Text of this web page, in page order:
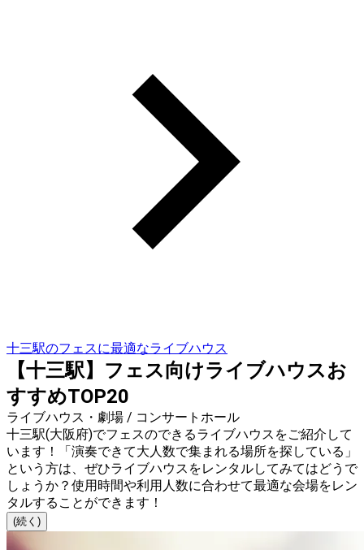
十三駅のフェスに最適なライブハウス
【十三駅】フェス向けライブハウスお
すすめTOP20
ライブハウス・劇場 / コンサートホール
十三駅(大阪府)でフェスのできるライブハウスをご紹介して
います！「演奏できて大人数で集まれる場所を探している」
という方は、ぜひライブハウスをレンタルしてみてはどうで
しょうか？使用時間や利用人数に合わせて最適な会場をレン
タルすることができます！
(続く)